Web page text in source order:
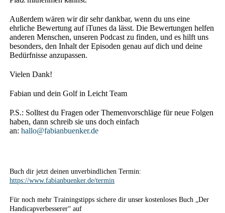
Außerdem wären wir dir sehr dankbar, wenn du uns eine
ehrliche Bewertung auf iTunes da lässt. Die Bewertungen helfen
anderen Menschen, unseren Podcast zu finden, und es hilft uns
besonders, den Inhalt der Episoden genau auf dich und deine
Bedürfnisse anzupassen.
Vielen Dank!
Fabian und dein Golf in Leicht Team
P.S.: Solltest du Fragen oder Themenvorschläge für neue Folgen
haben, dann schreib sie uns doch einfach
an: hallo@fabianbuenker.de
Buch dir jetzt deinen unverbindlichen Termin:
https://www.fabianbuenker.de/termin
Für noch mehr Trainingstipps sichere dir unser kostenloses Buch „Der
Handicapverbesserer“ auf